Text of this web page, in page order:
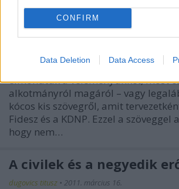
CONFIRM
Data Deletion Data Access
A gumicsizmás alkotmány
volankombi•2011. március 21.
Az alkotmányozás folyamatáról már
elmondtuk a véleményünket, most
alkotmányról magáról – vagy
kócos kis szövegről, amit
Fidesz és a KDNP. Ezzel a
hogy nem…
A civilek és a negyedik
dugovics titusz • 2011. március 16.